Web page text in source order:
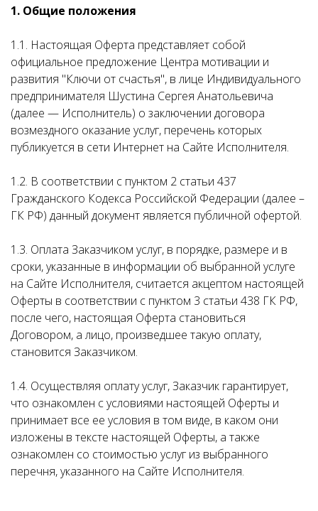
1. Общие положения
1.1. Настоящая Оферта представляет собой
официальное предложение Центра мотивации и
развития "Ключи от счастья", в лице Индивидуального
предпринимателя Шустина Сергея Анатольевича
(далее — Исполнитель) о заключении договора
возмездного оказание услуг, перечень которых
публикуется в сети Интернет на Сайте Исполнителя.
1.2. В соответствии с пунктом 2 статьи 437
Гражданского Кодекса Российской Федерации (далее –
ГК РФ) данный документ является публичной офертой.
1.3. Оплата Заказчиком услуг, в порядке, размере и в
сроки, указанные в информации об выбранной услуге
на Сайте Исполнителя, считается акцептом настоящей
Оферты в соответствии с пунктом 3 статьи 438 ГК РФ,
после чего, настоящая Оферта становиться
Договором, а лицо, произведшее такую оплату,
становится Заказчиком.
1.4. Осуществляя оплату услуг, Заказчик гарантирует,
что ознакомлен с условиями настоящей Оферты и
принимает все ее условия в том виде, в каком они
изложены в тексте настоящей Оферты, а также
ознакомлен со стоимостью услуг из выбранного
перечня, указанного на Сайте Исполнителя.